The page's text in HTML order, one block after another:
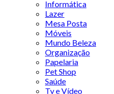
Informática
Lazer
Mesa Posta
Móveis
Mundo Beleza
Organização
Papelaria
Pet Shop
Saúde
Tv e Vídeo